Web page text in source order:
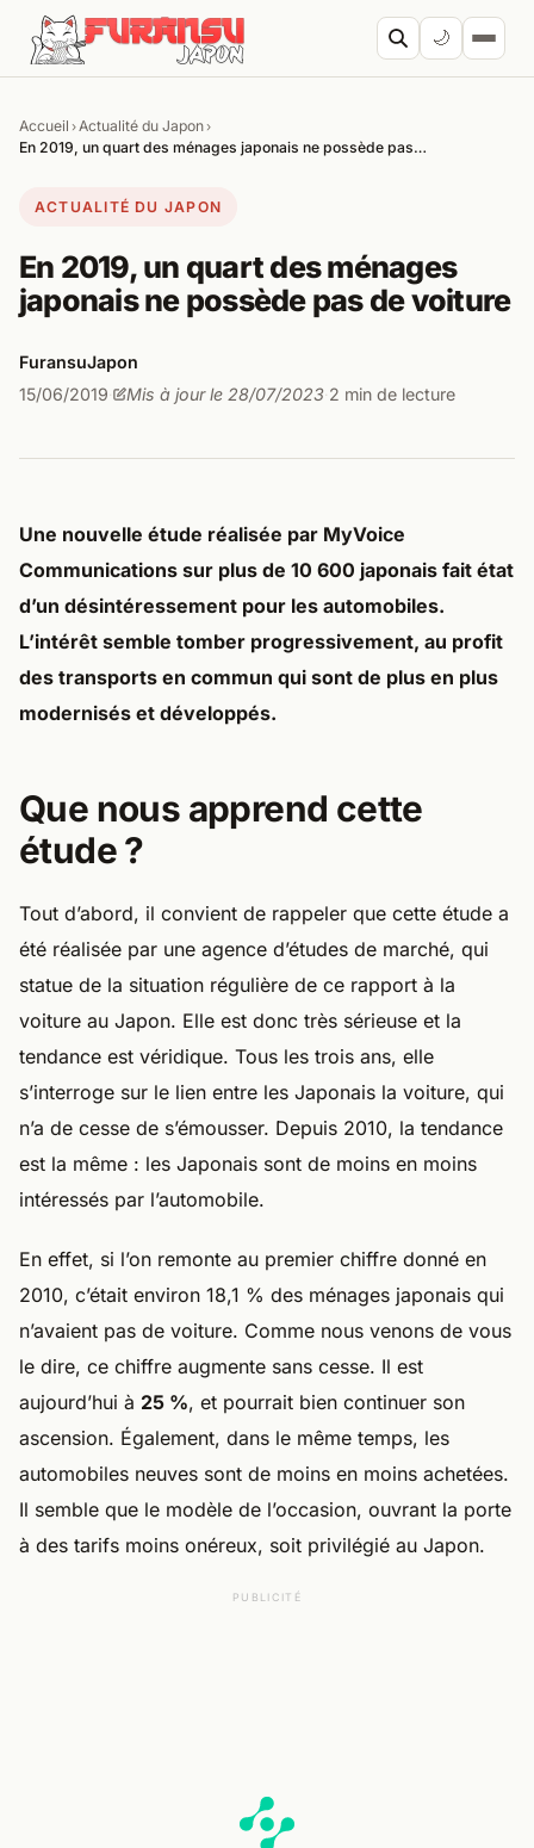
Aller au contenu
🌙
Accueil ›Actualité du Japon›
En 2019, un quart des ménages japonais ne possède pas…
ACTUALITÉ DU JAPON
En 2019, un quart des ménages
japonais ne possède pas de voiture
FuransuJapon
15/06/2019· Mis à jour le 28/07/2023· 2 min de lecture
Une nouvelle étude réalisée par MyVoice
Communications sur plus de 10 600 japonais fait état
d’un désintéressement pour les automobiles.
L’intérêt semble tomber progressivement, au profit
des transports en commun qui sont de plus en plus
modernisés et développés.
Que nous apprend cette
étude ?
Tout d’abord, il convient de rappeler que cette étude a
été réalisée par une agence d’études de marché, qui
statue de la situation régulière de ce rapport à la
voiture au Japon. Elle est donc très sérieuse et la
tendance est véridique. Tous les trois ans, elle
s’interroge sur le lien entre les Japonais la voiture, qui
n’a de cesse de s’émousser. Depuis 2010, la tendance
est la même : les Japonais sont de moins en moins
intéressés par l’automobile.
En effet, si l’on remonte au premier chiffre donné en
2010, c’était environ 18,1 % des ménages japonais qui
n’avaient pas de voiture. Comme nous venons de vous
le dire, ce chiffre augmente sans cesse. Il est
aujourd’hui à 25 %, et pourrait bien continuer son
ascension. Également, dans le même temps, les
automobiles neuves sont de moins en moins achetées.
Il semble que le modèle de l’occasion, ouvrant la porte
à des tarifs moins onéreux, soit privilégié au Japon.
PUBLICITÉ